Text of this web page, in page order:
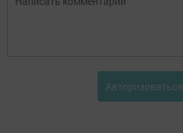
Авторизоваться